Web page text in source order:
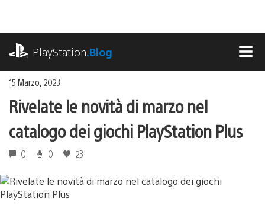
contenuto
PlayStation.Blog
15 Marzo, 2023
Rivelate le novità di marzo nel
catalogo dei giochi PlayStation Plus
0 0 23